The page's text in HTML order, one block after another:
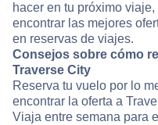
hacer en tu próximo
encontrar las mejores
en reservas de viajes.
Consejos sobre cómo
Traverse City
Reserva tu vuelo por lo
encontrar la oferta a
Viaja entre semana para